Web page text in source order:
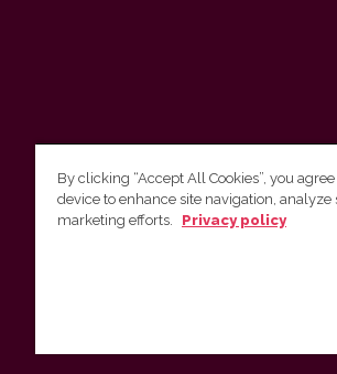
Vilnius University Press
By clicking “Accept All Cookies”, you
device to enhance site navigation, analyze
marketing efforts.
Privacy policy